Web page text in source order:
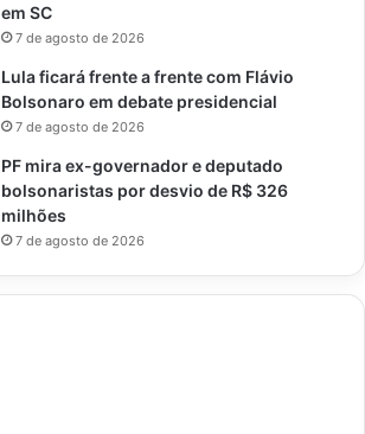
em SC
7 de agosto de 2026
Lula ficará frente a frente com Flávio
Bolsonaro em debate presidencial
7 de agosto de 2026
PF mira ex-governador e deputado
bolsonaristas por desvio de R$ 326
milhões
7 de agosto de 2026